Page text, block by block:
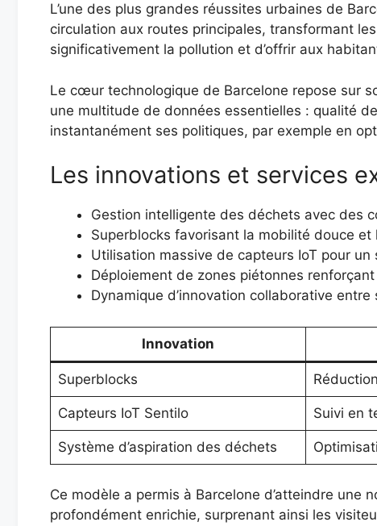
L’une des plus grandes réussites urbaines de
circulation aux routes principales, transformant
significativement la pollution et d’offrir aux
Le cœur technologique de Barcelone repose sur
une multitude de données essentielles : qualité
instantanément ses politiques, par exemple en
Les innovations et services
Gestion intelligente des déchets avec des
Superblocks favorisant la mobilité douce
Utilisation massive de capteurs IoT pour
Déploiement de zones piétonnes
Dynamique d’innovation collaborative
Innovation
Superblocks
Capteurs IoT Sentilo Suivi en
Système d’aspiration des déchets
Ce modèle a permis à Barcelone d’atteindre une
profondément enrichie, surprenant ainsi les